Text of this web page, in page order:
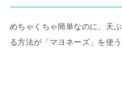
めちゃくちゃ簡単なのに、天
る方法が「マヨネーズ」を使う